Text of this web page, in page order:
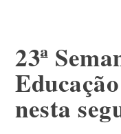
23ª
nesta